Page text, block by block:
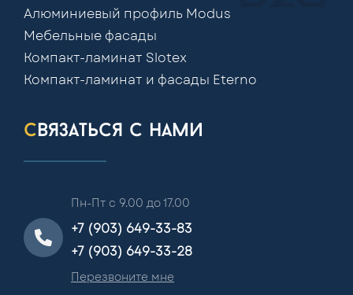
Алюминиевый профиль Modus
Мебельные фасады
Компакт-ламинат Slotex
Компакт-ламинат и фасады Eterno
связаться с нами
Пн-Пт с 9.00 до 17.00
+7 (903) 649-33-83
+7 (903) 649-33-28
Перезвоните мне